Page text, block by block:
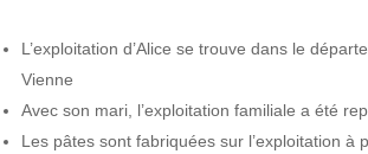
L’exploitation d’Alice se trouve dans le
Vienne
Avec son mari, l’exploitation familiale a été
Les pâtes sont fabriquées sur l’exploitation à